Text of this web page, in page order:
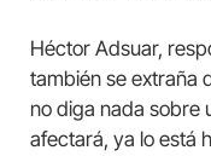
Héctor Adsuar,
también se extraña
no diga nada sobre
afectará, ya lo está